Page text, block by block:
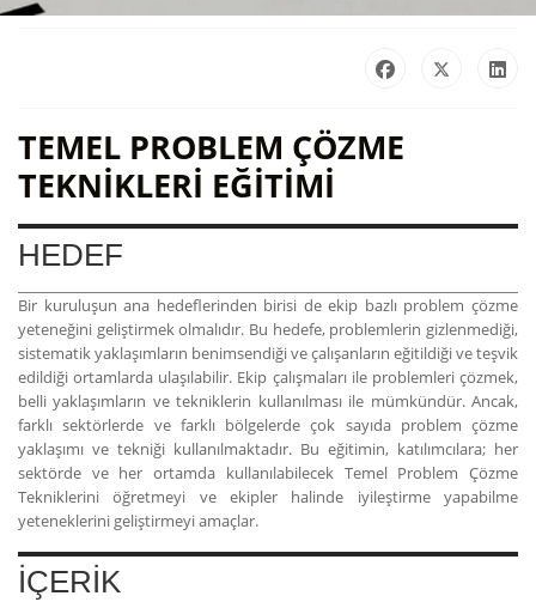
TEMEL PROBLEM ÇÖZME
TEKNIKLERI EĞITIMI
HEDEF
Bir kuruluşun ana hedeflerinden birisi de ekip bazlı problem çözme
yeteneğini geliştirmek olmalıdır. Bu hedefe, problemlerin gizlenmediği,
sistematik yaklaşımların benimsendiği ve çalışanların eğitildiği ve teşvik
edildiği ortamlarda ulaşılabilir. Ekip çalışmaları ile problemleri çözmek,
belli yaklaşımların ve tekniklerin kullanılması ile mümkündür. Ancak,
farklı sektörlerde ve farklı bölgelerde çok sayıda problem çözme
yaklaşımı ve tekniği kullanılmaktadır. Bu eğitimin, katılımcılara; her
sektörde ve her ortamda kullanılabilecek Temel Problem Çözme
Tekniklerini öğretmeyi ve ekipler halinde iyileştirme yapabilme
yeteneklerini geliştirmeyi amaçlar.
İÇERİK